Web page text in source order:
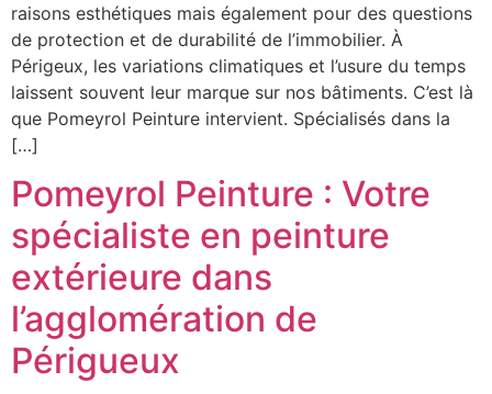
raisons esthétiques mais également pour des questions
de protection et de durabilité de l’immobilier. À
Périgeux, les variations climatiques et l’usure du temps
laissent souvent leur marque sur nos bâtiments. C’est là
que Pomeyrol Peinture intervient. Spécialisés dans la
[…]
Pomeyrol Peinture : Votre
spécialiste en peinture
extérieure dans
l’agglomération de
Périgueux